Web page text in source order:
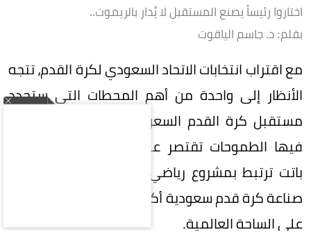
اختاروا رئيساً يصنع المستقبل لا يُدار بالريموت..
بقلم: د. جاسم الياقوت
مع اقتراب انتخابات الاتحاد السعودي لكرة القدم، تتجه
الأنظار إلى واحدة من أهم المحطات التي ستحدد
مستقبل كرة القدم السعودية، في مرحلة لم تعد
فيها الطموحات تقتصر على تحقيق البطولات، بل
باتت ترتبط بمشروع رياضي وطني كبير، يتطلع إلى
صناعة كرة قدم سعودية أكثر تنافسية وتأثيراً وحضوراً
على الساحة العالمية.